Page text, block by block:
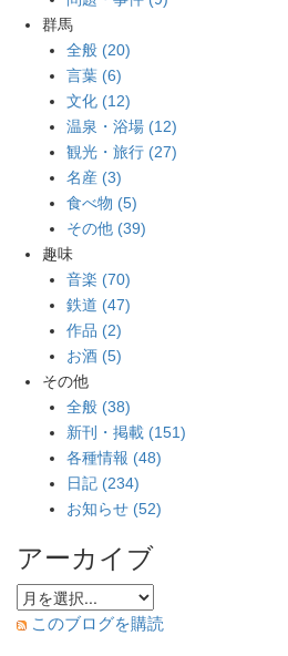
群馬
全般 (20)
言葉 (6)
文化 (12)
温泉・浴場 (12)
観光・旅行 (27)
名産 (3)
食べ物 (5)
その他 (39)
趣味
音楽 (70)
鉄道 (47)
作品 (2)
お酒 (5)
その他
全般 (38)
新刊・掲載 (151)
各種情報 (48)
日記 (234)
お知らせ (52)
アーカイブ
このブログを購読